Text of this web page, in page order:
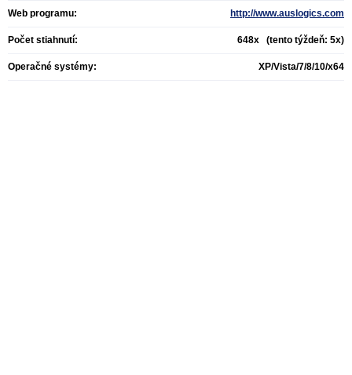
Web programu: http://www.auslogics.com
Počet stiahnutí: 648x (tento týždeň: 5x)
Operačné systémy: XP/Vista/7/8/10/x64